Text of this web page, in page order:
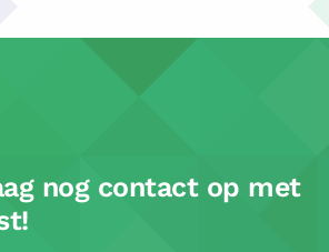
nog contact op met